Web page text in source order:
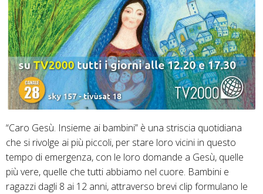
anno
B
Mc
10,
2-
16
“Caro Gesù. Insieme ai bambini” è una striscia quotidiana
che si rivolge ai più piccoli, per stare loro vicini in questo
tempo di emergenza, con le loro domande a Gesù, quelle
più vere, quelle che tutti abbiamo nel cuore. Bambini e
ragazzi dagli 8 ai 12 anni, attraverso brevi clip formulano le